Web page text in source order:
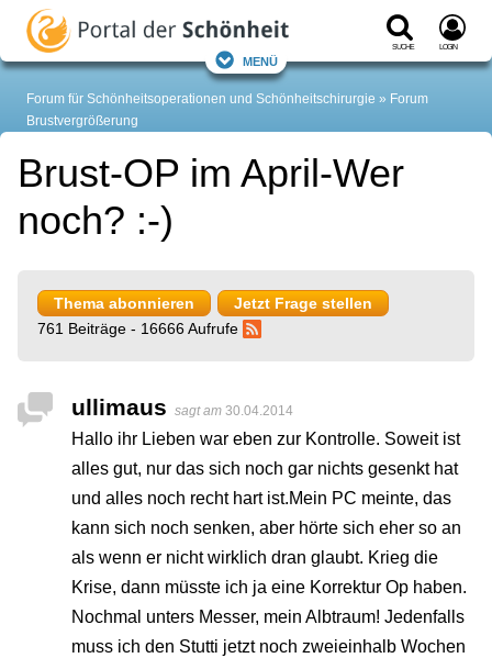
Suche Login
Menü
Forum für Schönheitsoperationen und Schönheitschirurgie
Forum
Brustvergrößerung
Brust-OP im April-Wer
noch? :-)
Thema abonnieren
Jetzt Frage stellen
761 Beiträge - 16666 Aufrufe
ullimaus sagt am 30.04.2014
Hallo ihr Lieben war eben zur Kontrolle. Soweit ist
alles gut, nur das sich noch gar nichts gesenkt hat
und alles noch recht hart ist.Mein PC meinte, das
kann sich noch senken, aber hörte sich eher so an
als wenn er nicht wirklich dran glaubt. Krieg die
Krise, dann müsste ich ja eine Korrektur Op haben.
Nochmal unters Messer, mein Albtraum! Jedenfalls
muss ich den Stutti jetzt noch zweieinhalb Wochen